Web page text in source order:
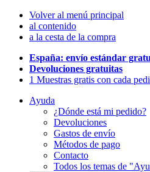
Volver al menú principal
al contenido
a la cesta de la compra
España: envío estándar
Devoluciones gratuitas
1 Muestras gratis con cada
Ayuda
¿Dónde está mi pedido?
Devoluciones
Gastos de envío
Métodos de pago
Contacto
Todos los temas de